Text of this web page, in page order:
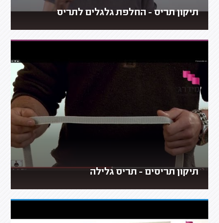
תיקון תריס - החלפת גלגלים לתריס
תיקון תריסים - תריס גלילה